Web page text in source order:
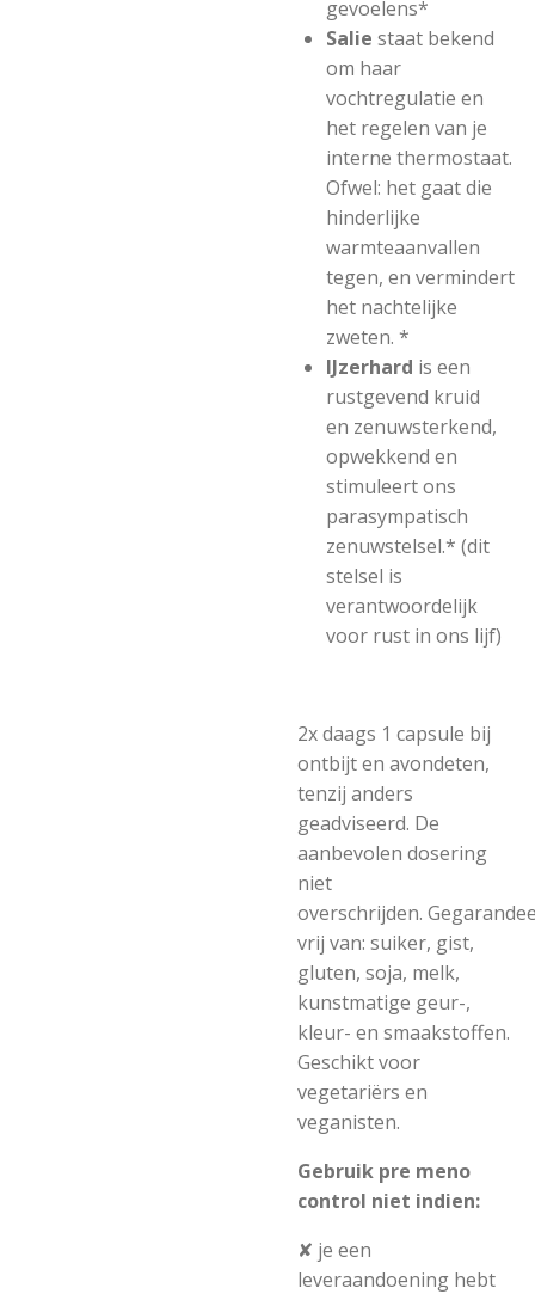
gevoelens*
Salie staat bekend
om haar
vochtregulatie en
het regelen van je
interne thermostaat.
Ofwel: het gaat die
hinderlijke
warmteaanvallen
tegen, en vermindert
het nachtelijke
zweten. *
IJzerhard is een
rustgevend kruid
en zenuwsterkend,
opwekkend en
stimuleert ons
parasympatisch
zenuwstelsel.* (dit
stelsel is
verantwoordelijk
voor rust in ons lijf)
2x daags 1 capsule bij
ontbijt en avondeten,
tenzij anders
geadviseerd. De
aanbevolen dosering
niet
overschrijden.
vrij van: suiker, gist,
gluten, soja, melk,
kunstmatige geur-,
kleur- en smaakstoffen.
Geschikt voor
vegetariërs en
veganisten.
Gebruik pre meno
control niet indien:
✘ je een
leveraandoening hebt